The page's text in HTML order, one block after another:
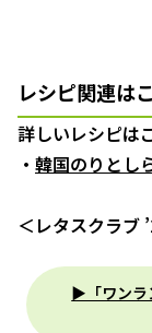
レシピ関連は
詳しいレシピは
・ 韓国のりとし
＜レタスクラブ
▶「ワンラ